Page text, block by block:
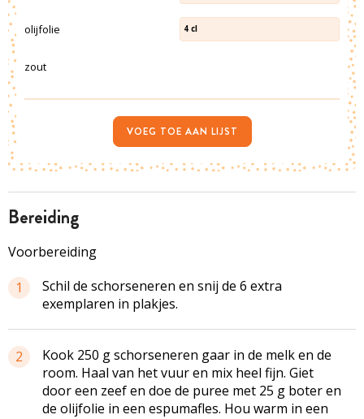
bereiding
Voorbereiding
1
Schil de schorseneren en snij de 6 extra
exemplaren in plakjes.
2
Kook 250 g schorseneren gaar in de melk en de
room. Haal van het vuur en mix heel fijn. Giet
door een zeef en doe de puree met 25 g boter en
de olijfolie in een espumafles. Hou warm in een
olijfolie 4 cl
zout
VOEG TOE AAN LIJST